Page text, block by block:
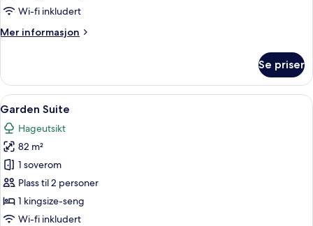
Wi-fi inkludert
Mer informasjon
Mer
Suite
Se priser
Åpne
alle
bildene
av
Garden
Suite
Garden Suite | Sengetøy av topp
7
Garden Suite
Hageutsikt
82 m²
1 soverom
Plass til 2 personer
1 kingsize-seng
Wi-fi inkludert